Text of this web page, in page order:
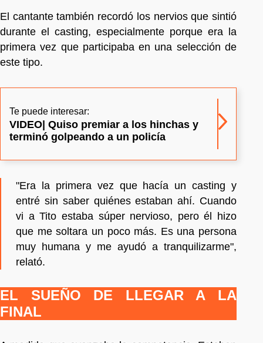
El cantante también recordó los nervios que sintió
durante el casting, especialmente porque era la
primera vez que participaba en una selección de
este tipo.
Te puede interesar:
VIDEO| Quiso premiar a los hinchas y
terminó golpeando a un policía
"Era la primera vez que hacía un casting y
entré sin saber quiénes estaban ahí. Cuando
vi a Tito estaba súper nervioso, pero él hizo
que me soltara un poco más. Es una persona
muy humana y me ayudó a tranquilizarme",
relató.
EL SUEÑO DE LLEGAR A LA
FINAL